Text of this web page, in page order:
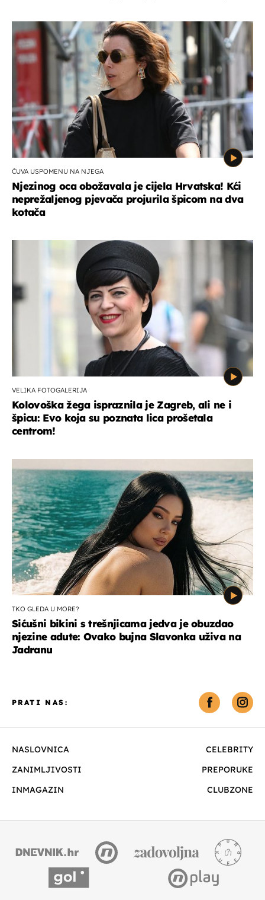
ČUVA USPOMENU NA NJEGA
Njezinog oca obožavala je cijela Hrvatska! Kći
neprežaljenog pjevača projurila špicom na dva
kotača
VELIKA FOTOGALERIJA
Kolovoška žega ispraznila je Zagreb, ali ne i
špicu: Evo koja su poznata lica prošetala
centrom!
TKO GLEDA U MORE?
Sićušni bikini s trešnjicama jedva je obuzdao
njezine adute: Ovako bujna Slavonka uživa na
Jadranu
NASLOVNICA
CELEBRITY
ZANIMLJIVOSTI
PREPORUKE
INMAGAZIN
CLUBZONE
PRATI NAS: